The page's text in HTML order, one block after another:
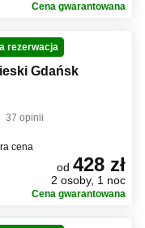
Cena gwarantowana
rezerwacja
Gdańsk
37 opinii
cena
od 428 zł
2 osoby, 1 noc
Cena gwarantowana